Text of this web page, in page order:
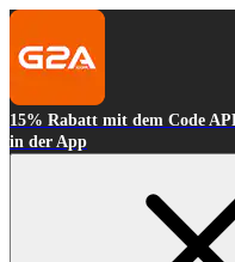
15% Rabatt mit dem Code
in der App